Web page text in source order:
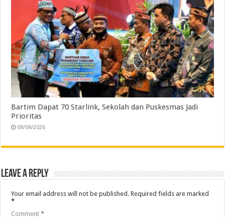
Bartim Dapat 70 Starlink, Sekolah dan Puskesmas Jadi
Prioritas
08/08/2026
Leave a Reply
Your email address will not be published. Required fields are marked
*
Comment*